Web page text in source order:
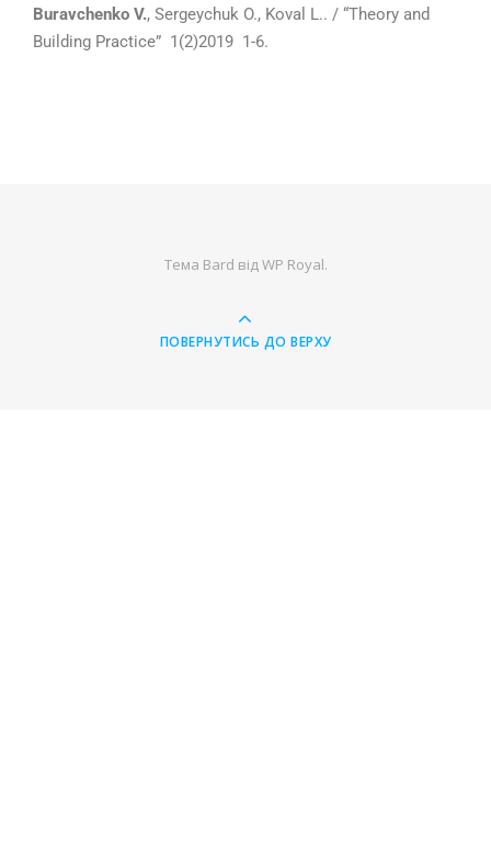
Buravchenko V., Sergeychuk O., Koval L.. / “Theory and
Building Practice” 1(2)2019 1-6.
Тема Bard відWP Royal.
ПОВЕРНУТИСЬ ДО ВЕРХУ